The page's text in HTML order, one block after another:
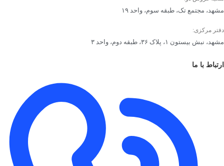
مشهد، مجتمع تک، طبقه سوم، واحد ۱۹
دفتر مرکزی:
مشهد، نبش بیستون ۱، پلاک ۳۶، طبقه دوم، واحد ۳
ارتباط با ما